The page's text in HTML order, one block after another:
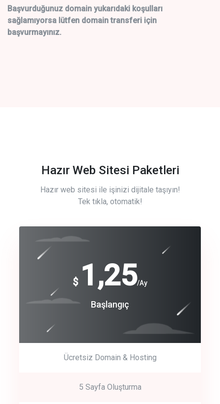
Başvurduğunuz domain yukarıdaki koşulları
sağlamıyorsa lütfen domain transferi için
başvurmayınız.
Hazır Web Sitesi Paketleri
Hazır web sitesi ile işinizi dijitale taşıyın!
Tek tıkla, otomatik!
$ 1,25/Ay
Başlangıç
Ücretsiz Domain & Hosting
5 Sayfa Oluşturma
Free
Basic